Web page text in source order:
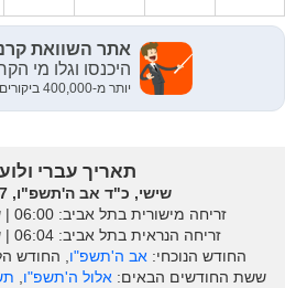
תאריך עברי
שישי, כ"ד אב ה'תשפ"ו, 7 אוגוסט 2026
זריחה מישורית בתל אביב: ‎06:00 | שקיעה מישורית: 19:33
זריחה הנראית בתל אביב: ‎06:04 | שקיעה הנראית: 19:34
החודש הנוכחי:אב ה'תשפ"ו, החודש
ששת החודשים הבאים:אלול ה'תשפ"ו,